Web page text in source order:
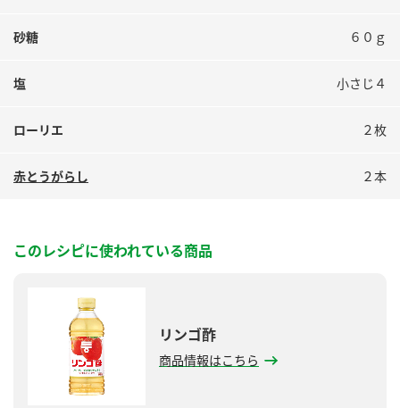
砂糖 ６０ｇ
塩 小さじ４
ローリエ ２枚
赤とうがらし ２本
このレシピに使われている商品
リンゴ酢
商品情報はこちら